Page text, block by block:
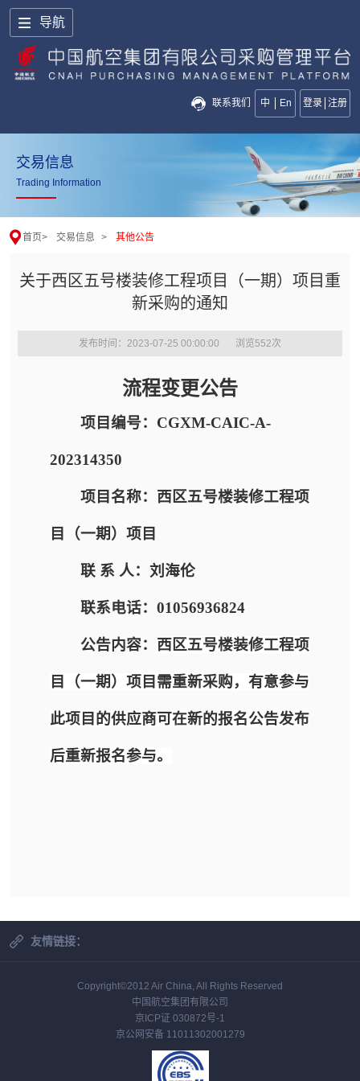
导航
联系我们 中 En 登录 注册
交易信息
Trading Information
首页> 交易信息 > 其他公告
关于西区五号楼装修工程项目（一期）项目重
新采购的通知
发布时间：2023-07-25 00:00:00 浏览552次
流程变更公告
项目编号：CGXM-CAIC-A-
202314350
项目名称：西区五号楼装修工程项
目（一期）项目
联 系 人：刘海伦
联系电话：01056936824
公告内容： 西区五号楼装修工程项
目（一期）项目需重新采购，有意参与
此项目的供应商可在新的报名公告发布
后重新报名参与。
友情链接：
Copyright©2012 Air China, All Rights Reserved
中国航空集团有限公司
京ICP证 030872号-1
京公网安备 11011302001279